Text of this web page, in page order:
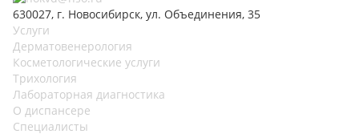
630027, г. Новосибирск, ул. Объединения, 35
Услуги
Дерматовенерология
Косметологические услуги
Трихология
Лабораторная диагностика
О диспансере
Специалисты